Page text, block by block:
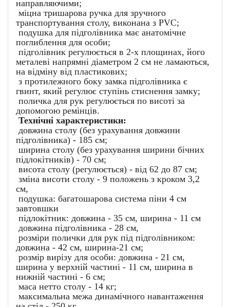
направляючими;
міцна тришарова ручка для зручного
транспортування столу, виконана з PVC;
подушка для підголівника має анатомічне
поглиблення для особи;
підголівник регулюється в 2-х площинах, його
металеві напрямні діаметром 2 см не ламаються,
на відміну від пластикових;
з протилежного боку замка підголівника є
гвинт, який регулює ступінь стиснення замку;
поличка для рук регулюється по висоті за
допомогою ремінців.
Технічні характеристики:
довжина столу (без урахування довжини
підголівника) - 185 см;
ширина столу (без урахування ширини бічних
підлокітників) - 70 см;
висота столу (регулюється) - від 62 до 87 см;
зміна висоти столу - 9 положень з кроком 3,2
см,
подушка: багатошарова система піни 4 см
завтовшки
підлокітник: довжина - 35 см, ширина - 11 см
довжина підголівника - 28 см,
розміри полички для рук під підголівником:
довжина - 42 см, ширина-21 см;
розмір вирізу для особи: довжина - 21 см,
ширина у верхній частині - 11 см, ширина в
нижній частині - 6 см;
маса нетто столу - 14 кг;
максимальна межа динамічного навантаження